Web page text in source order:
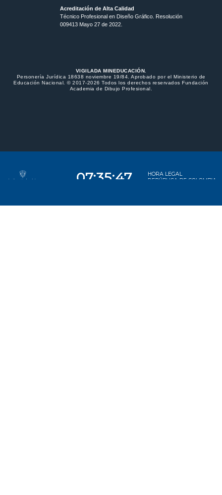
Acreditación de Alta Calidad
Técnico Profesional en Diseño Gráfico. Resolución
009413 Mayo 27 de 2022.
VIGILADA MINEDUCACIÓN.
Personería Jurídica 18638 noviembre 19/84. Aprobado por el Ministerio de
Educación Nacional. © 2017-2026 Todos los derechos reservados Fundación
Academia de Dibujo Profesional.